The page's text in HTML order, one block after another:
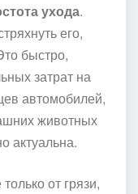
ухода.
его,
быстро,
затрат на
автомобилей,
животных
актуальна.
от грязи,